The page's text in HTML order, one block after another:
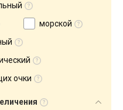
морской
очки